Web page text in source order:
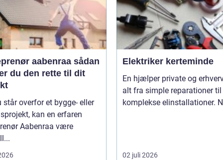
aabenraa sådan
du den rette til dit
står overfor et bygge- eller
kan en erfaren
Aabenraa være
Elektriker kerteminde
En hjælper private og erhverv med
alt fra simple reparationer til
komplekse elinstallationer.
02 juli 2026